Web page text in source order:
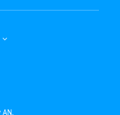
AN.